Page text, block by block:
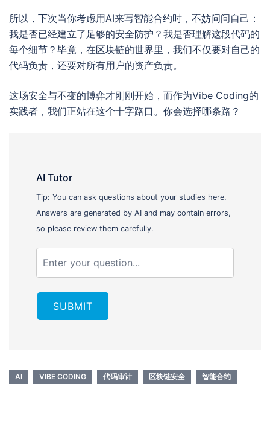
所以，下次当你考虑用AI来写智能合约时，不妨问问自己：
我是否已经建立了足够的安全防护？我是否理解这段代码的
每个细节？毕竟，在区块链的世界里，我们不仅要对自己的
代码负责，还要对所有用户的资产负责。
这场安全与不变的博弈才刚刚开始，而作为Vibe Coding的
实践者，我们正站在这个十字路口。你会选择哪条路？
AI Tutor
Tip: You can ask questions about your studies here.
Answers are generated by AI and may contain errors,
so please review them carefully.
SUBMIT
AI VIBE CODING 代码审计 区块链安全 智能合约